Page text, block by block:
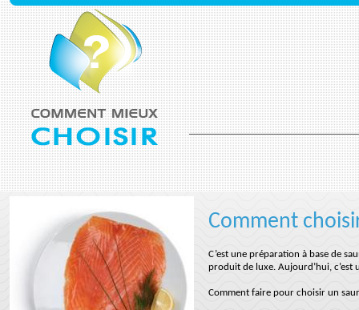
Comment
C’est une préparation à base de
produit de luxe. Aujourd’hui,
Comment faire pour choisir un